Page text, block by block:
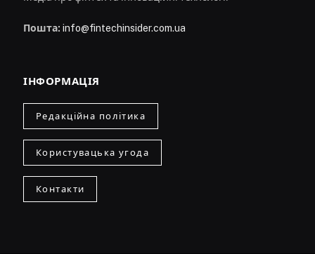
Пошта: info@fintechinsider.com.ua
ІНФОРМАЦІЯ
Редакційна політика
Користувацька угода
Контакти